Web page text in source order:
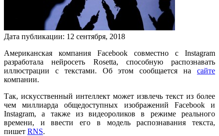
Дата публикации: 12 сентября, 2018
Американская компания Facebook совместно с Instagram
разработала нейросеть Rosetta, способную распознавать
иллюстрации с текстами. Об этом сообщается на сайте
компании.
Так, искусственный интеллект может извлечь текст из более
чем миллиарда общедоступных изображений Facebook и
Instagram, а также из видеороликов в режиме реального
времени, и ввести его в модель распознавания текста,
пишет RNS.